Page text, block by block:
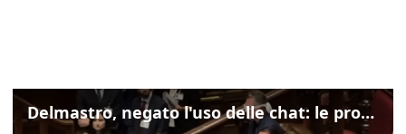
Delmastro, negato l'uso delle chat: le proteste di Avs e M5s